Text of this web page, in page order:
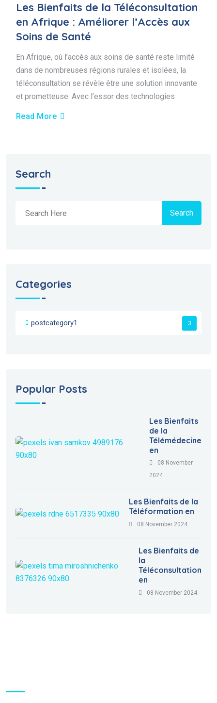
Les Bienfaits de la Téléconsultation
en Afrique : Améliorer l’Accès aux
Soins de Santé
En Afrique, où l’accès aux soins de santé reste limité
dans de nombreuses régions rurales et isolées, la
téléconsultation se révèle être une solution innovante
et prometteuse. Avec l’essor des technologies
Read More
Search
Search
Categories
postcategory1 3
Popular Posts
Les Bienfaits
de la
Télémédecine
en
08 November
2024
Les Bienfaits de la
Téléformation en
08 November 2024
Les Bienfaits de
la
Téléconsultation
en
08 November 2024